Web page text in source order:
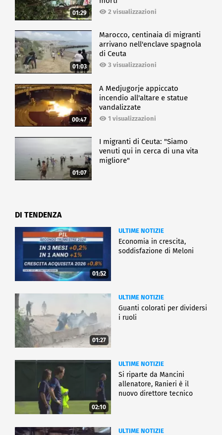
01:29 2 visualizzazioni
01:03
Marocco, centinaia di migranti
arrivano nell'enclave spagnola
di Ceuta
3 visualizzazioni
00:47
A Medjugorje appiccato
incendio all'altare e statue
vandalizzate
1 visualizzazioni
01:07
I migranti di Ceuta: "Siamo
venuti qui in cerca di una vita
migliore"
DI TENDENZA
01:52
ULTIME NOTIZIE
Economia in crescita,
soddisfazione di Meloni
01:27
ULTIME NOTIZIE
Guanti colorati per dividersi
i ruoli
02:10
ULTIME NOTIZIE
Si riparte da Mancini
allenatore, Ranieri è il
nuovo direttore tecnico
ULTIME NOTIZIE